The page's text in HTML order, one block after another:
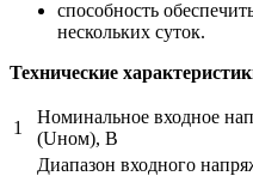
способность
нескольких суток.
Технические
1
Номинальное входное
(Uном), В
Диапазон входного